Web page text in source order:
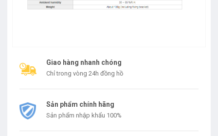
Giao hàng nhanh chóng
Chỉ trong vòng 24h đồng hồ
Sản phẩm chính hãng
Sản phẩm nhập khẩu 100%